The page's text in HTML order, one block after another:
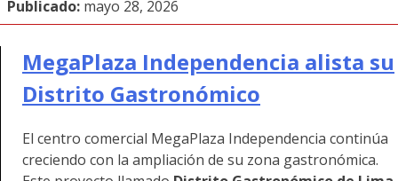
Publicado: mayo 28, 2026
MegaPlaza Independencia alista su
Distrito Gastronómico
El centro comercial MegaPlaza Independencia continúa
creciendo con la ampliación de su zona gastronómica.